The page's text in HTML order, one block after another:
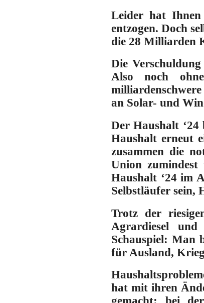
Leider hat Ihnen
entzogen. Doch
die 28 Milliarden
Die
Also noch
an Solar- und
Der Haushalt
Haushalt erneut
zusammen die
Union zumindest
Haushalt ‘24 im
Selbstläufer sein,
Trotz der
Agrardiesel
Schauspiel: Man
für Ausland,
hat mit ihren